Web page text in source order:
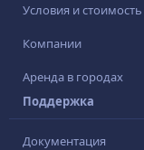
Условия и стоимость
Компании
Аренда в городах
Поддержка
Документация